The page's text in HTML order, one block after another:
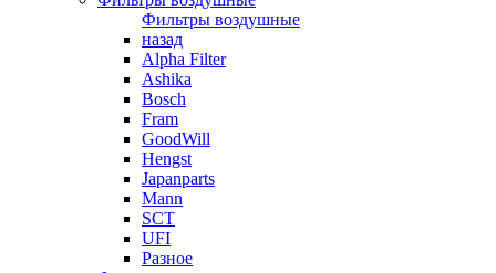
Фильтры воздушные
назад
Alpha Filter
Ashika
Bosch
Fram
GoodWill
Hengst
Japanparts
Mann
SCT
UFI
Разное